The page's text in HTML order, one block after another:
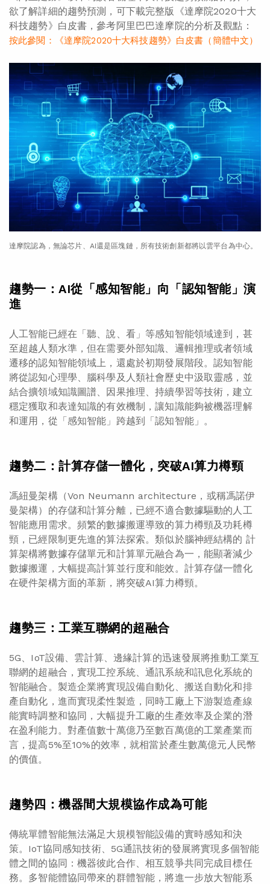
欲了解詳細的趨勢預測，可下載完整版《達摩院2020十大
科技趨勢》白皮書，參考阿里巴巴達摩院的分析及觀點：
按此參閱：《達摩院2020十大科技趨勢》白皮書（簡體中文）
達摩院認為，無論芯片、AI還是區塊鏈，所有技術創新都將以雲平台為中心。
趨勢一：AI從「感知智能」向「認知智能」演
進
人工智能已經在「聽、說、看」等感知智能領域達到，甚
至超越人類水準，但在需要外部知識、邏輯推理或者領域
遷移的認知智能領域上，還處於初期發展階段。認知智能
將從認知心理學、腦科學及人類社會歷史中汲取靈感，並
結合擴領域知識圖譜、因果推理、持續學習等技術，建立
穩定獲取和表達知識的有效機制，讓知識能夠被機器理解
和運用，從「感知智能」跨越到「認知智能」。
趨勢二：計算存儲一體化，突破AI算力樽頸
馮紐曼架構（Von Neumann architecture，或稱馮諾伊
曼架構）的存儲和計算分離，已經不適合數據驅動的人工
智能應用需求。頻繁的數據搬運導致的算力樽頸及功耗樽
頸，已經限制更先進的算法探索。類似於腦神經結構的 計
算架構將數據存儲單元和計算單元融合為一，能顯著減少
數據搬運，大幅提高計算並行度和能效。計算存儲一體化
在硬件架構方面的革新，將突破AI算力樽頸。
趨勢三：工業互聯網的超融合
5G、IoT設備、雲計算、邊緣計算的迅速發展將推動工業互
聯網的超融合，實現工控系統、通訊系統和訊息化系統的
智能融合。製造企業將實現設備自動化、搬送自動化和排
產自動化，進而實現柔性製造，同時工廠上下游製造產線
能實時調整和協同，大幅提升工廠的生產效率及企業的潛
在盈利能力。對產值數十萬億乃至數百萬億的工業產業而
言，提高5%至10%的效率，就相當於產生數萬億元人民幣
的價值。
趨勢四：機器間大規模協作成為可能
傳統單體智能無法滿足大規模智能設備的實時感知和決
策。IoT協同感知技術、5G通訊技術的發展將實現多個智能
體之間的協同：機器彼此合作、相互競爭共同完成目標任
務。多智能體協同帶來的群體智能，將進一步放大智能系